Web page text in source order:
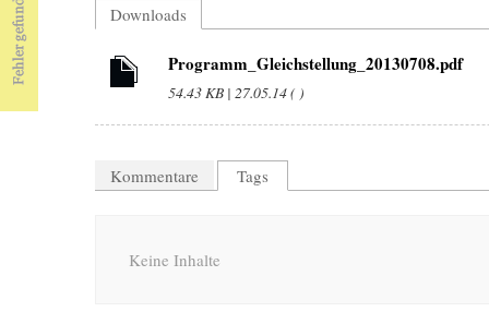
Downloads
Programm_Gleichstellung_20130708.pdf
54.43 KB | 27.05.14 ( )
Kommentare Tags
Keine Inhalte